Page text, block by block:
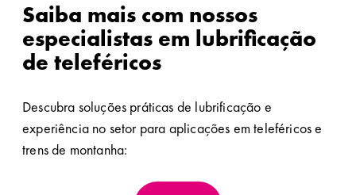
Saiba mais com nossos
especialistas em lubrificação
de teleféricos
Descubra soluções práticas de lubrificação e
experiência no setor para aplicações em teleféricos e
trens de montanha: